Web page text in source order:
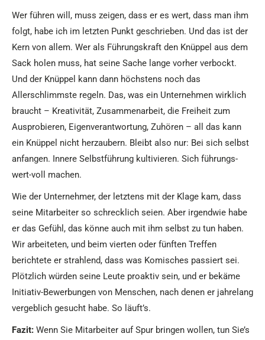
Wer führen will, muss zeigen, dass er es wert, dass man ihm
folgt, habe ich im letzten Punkt geschrieben. Und das ist der
Kern von allem. Wer als Führungskraft den Knüppel aus dem
Sack holen muss, hat seine Sache lange vorher verbockt.
Und der Knüppel kann dann höchstens noch das
Allerschlimmste regeln. Das, was ein Unternehmen wirklich
braucht – Kreativität, Zusammenarbeit, die Freiheit zum
Ausprobieren, Eigenverantwortung, Zuhören – all das kann
ein Knüppel nicht herzaubern. Bleibt also nur: Bei sich selbst
anfangen. Innere Selbstführung kultivieren. Sich führungs-
wert-voll machen.
Wie der Unternehmer, der letztens mit der Klage kam, dass
seine Mitarbeiter so schrecklich seien. Aber irgendwie habe
er das Gefühl, das könne auch mit ihm selbst zu tun haben.
Wir arbeiteten, und beim vierten oder fünften Treffen
berichtete er strahlend, dass was Komisches passiert sei.
Plötzlich würden seine Leute proaktiv sein, und er bekäme
Initiativ-Bewerbungen von Menschen, nach denen er jahrelang
vergeblich gesucht habe. So läuft’s.
Fazit: Wenn Sie Mitarbeiter auf Spur bringen wollen, tun Sie’s